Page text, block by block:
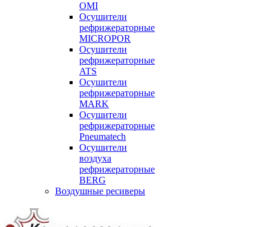
OMI
Осушители
рефрижераторные
MICROPOR
Осушители
рефрижераторные
ATS
Осушители
рефрижераторные
MARK
Осушители
рефрижераторные
Pneumatech
Осушители
воздуха
рефрижераторные
BERG
Воздушные ресиверы